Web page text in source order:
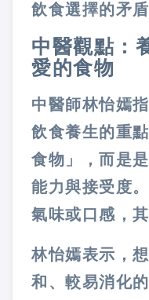
飲食選擇的矛盾
中醫觀點：
愛的食物
中醫師林怡嫣
飲食養生的重
食物」，而是
能力與接受度
氣味或口感，
林怡嫣表示，
和、較易消化